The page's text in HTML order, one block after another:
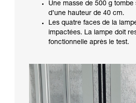
Une masse de 500 g tombe
d’une hauteur de 40 cm.
Les quatre faces de la
impactées. La lampe doit
fonctionnelle après le test.